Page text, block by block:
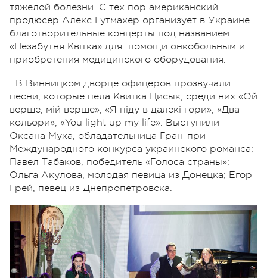
тяжелой болезни. С тех пор американский
продюсер Алекс Гутмахер организует в Украине
благотворительные концерты под названием
«Незабутня Квітка» для помощи онкобольным и
приобретения медицинского оборудования.
В Винницком дворце офицеров прозвучали
песни, которые пела Квитка Цисык, среди них «Ой
верше, мій верше», «Я піду в далекі гори», «Два
кольори», «You light up my life». Выступили
Оксана Муха, обладательница Гран-при
Международного конкурса украинского романса;
Павел Табаков, победитель «Голоса страны»;
Ольга Акулова, молодая певица из Донецка; Егор
Грей, певец из Днепропетровска.